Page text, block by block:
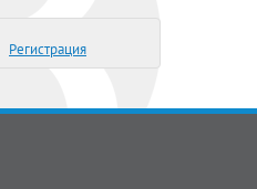
Регистрация